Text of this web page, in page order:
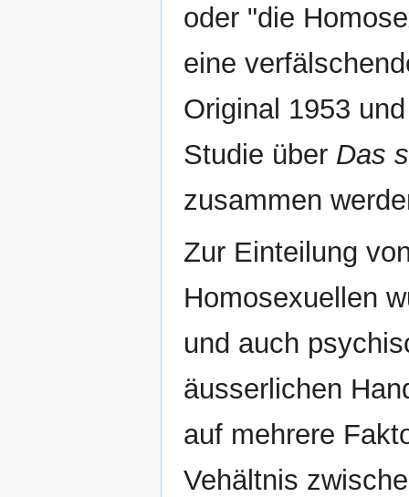
oder "die
eine
Original 1953
Studie über Das
zusammen
Zur Einteilung
Homosexuellen
und auch
äusserlichen
auf mehrere
Vehältnis